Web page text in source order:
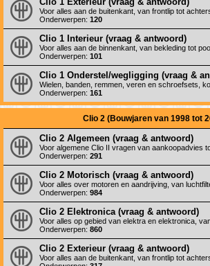
Voor alles aan de buitenkant, van frontlip tot
Onderwerpen: 120
Clio 1 Interieur (vraag & antwoord)
Voor alles aan de binnenkant, van bekleding tot
Onderwerpen: 101
Clio 1 Onderstel/wegligging (vraag &
Wielen, banden, remmen, veren en schroefsets,
Onderwerpen: 161
Clio 2 (Bouwjaren van 1998 tot
Clio 2 Algemeen (vraag & antwoord)
Voor algemene Clio II vragen van aankoopadvies
Onderwerpen: 291
Clio 2 Motorisch (vraag & antwoord)
Voor alles over motoren en aandrijving, van
Onderwerpen: 984
Clio 2 Elektronica (vraag & antwoord)
Voor alles op gebied van elektra en elektronica,
Onderwerpen: 860
Clio 2 Exterieur (vraag & antwoord)
Voor alles aan de buitenkant, van frontlip tot